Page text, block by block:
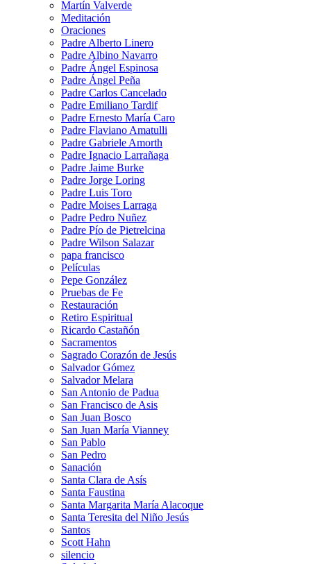
Martín Valverde
Meditación
Oraciones
Padre Alberto Linero
Padre Albino Navarro
Padre Ángel Espinosa
Padre Ángel Peña
Padre Carlos Cancelado
Padre Emiliano Tardif
Padre Ernesto María Caro
Padre Flaviano Amatulli
Padre Gabriele Amorth
Padre Ignacio Larrañaga
Padre Jaime Burke
Padre Jorge Loring
Padre Luis Toro
Padre Moises Larraga
Padre Pedro Nuñez
Padre Pío de Pietrelcina
Padre Wilson Salazar
papa francisco
Películas
Pepe González
Pruebas de Fe
Restauración
Retiro Espiritual
Ricardo Castañón
Sacramentos
Sagrado Corazón de Jesús
Salvador Gómez
Salvador Melara
San Antonio de Padua
San Francisco de Asis
San Juan Bosco
San Juan María Vianney
San Pablo
San Pedro
Sanación
Santa Clara de Asís
Santa Faustina
Santa Margarita María Alacoque
Santa Teresita del Niño Jesús
Santos
Scott Hahn
silencio